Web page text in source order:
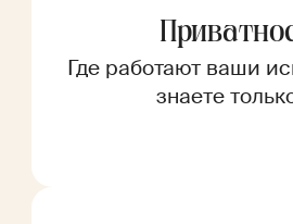
Где работают ваши
знаете